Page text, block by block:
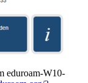
eduroam-W10-